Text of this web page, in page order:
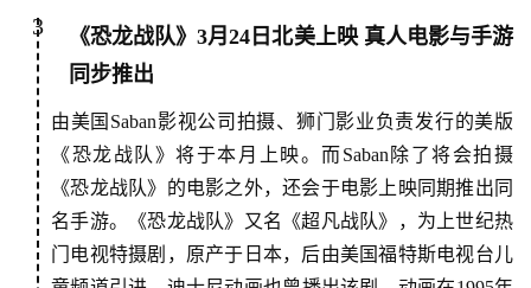
3
《恐龙战队》3月24日北美上映 真人电影与手游
同步推出
由美国Saban影视公司拍摄、狮门影业负责发行的美版
《恐龙战队》将于本月上映。而Saban除了将会拍摄
《恐龙战队》的电影之外，还会于电影上映同期推出同
名手游。《恐龙战队》又名《超凡战队》，为上世纪热
门电视特摄剧，原产于日本，后由美国福特斯电视台儿